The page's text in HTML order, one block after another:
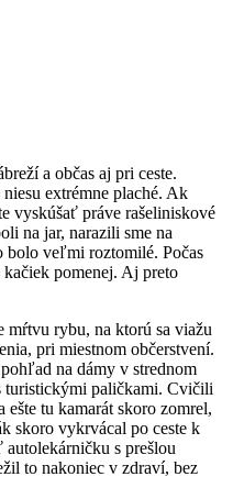
a občas aj pri ceste.
extrémne plaché. Ak
vyskúšať práve rašeliniskové
na jar, narazili sme na
bolo veľmi roztomilé. Počas
kačiek pomenej. Aj preto
mŕtvu rybu, na ktorú sa viažu
pri miestnom občerstvení.
na dámy v strednom
turistickými paličkami. Cvičili
tu kamarát skoro zomrel,
skoro vykrvácal po ceste k
s prešlou
to nakoniec v zdraví, bez